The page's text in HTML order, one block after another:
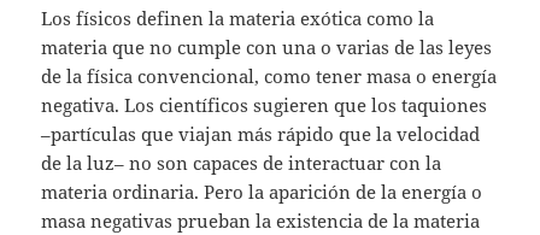
Los físicos definen la materia exótica como la
materia que no cumple con una o varias de las leyes
de la física convencional, como tener masa o energía
negativa. Los científicos sugieren que los taquiones
–partículas que viajan más rápido que la velocidad
de la luz– no son capaces de interactuar con la
materia ordinaria. Pero la aparición de la energía o
masa negativas prueban la existencia de la materia